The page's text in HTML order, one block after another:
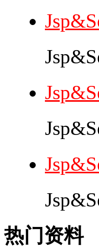
热门资料